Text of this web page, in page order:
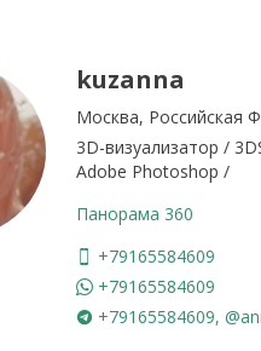
kuzanna
Москва, Российская
3D-визуализатор /
Adobe Photoshop /
Панорама 360
+79165584609
+79165584609
+79165584609,